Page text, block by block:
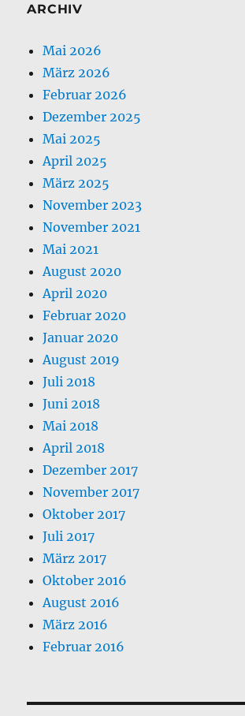
ARCHIV
Mai 2026
März 2026
Februar 2026
Dezember 2025
Mai 2025
April 2025
März 2025
November 2023
November 2021
Mai 2021
August 2020
April 2020
Februar 2020
Januar 2020
August 2019
Juli 2018
Juni 2018
Mai 2018
April 2018
Dezember 2017
November 2017
Oktober 2017
Juli 2017
März 2017
Oktober 2016
August 2016
März 2016
Februar 2016